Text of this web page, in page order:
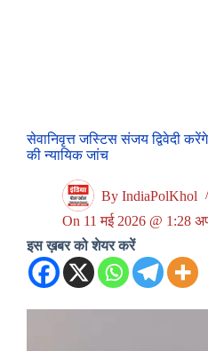
सेवानिवृत्त जस्टिस संजय द्विवेदी
की न्यायिक जांच
By IndiaPolKhol
On 11 मई 2026 @ 1:28
इस ख़बर को शेयर करें